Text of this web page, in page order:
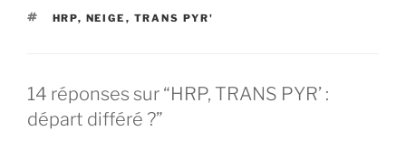
ÉTIQUETTES
HRP, NEIGE , TRANS PYR'
14 réponses sur “HRP, TRANS PYR’ :
départ différé ?”